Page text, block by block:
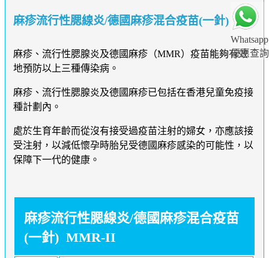
Whatsapp
優惠查詢
麻疹流行性腮線炎/德國麻疹混合疫苗(一針)
麻疹、流行性腮腺炎及德國麻疹（MMR）疫苗能夠有效
地預防以上三種傳染病。
麻疹、流行性腮腺炎及德國麻疹已包括在香港兒童免疫接
種計劃內。
處於生育年齡而從沒有接受過疫苗注射的婦女，亦應該接
受注射，以減低懷孕時胎兒受德國麻疹感染的可能性，以
保障下一代的健康。
麻疹流行性腮線炎/德國麻疹混合疫苗
(一針) MMR-II